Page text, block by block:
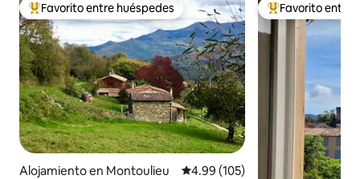
Favorito entre huéspedes preferido
Favorito entre huéspedes
Alojamiento en Montoulieu Calificación promedio: 4.99 de
4.99 (105)
Favorito entre
Favorito entre